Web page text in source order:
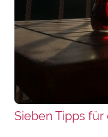
Sieben Tipps